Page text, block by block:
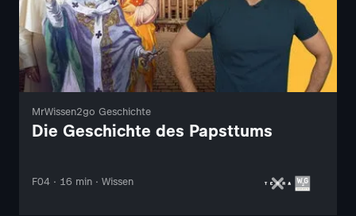
MrWissen2go Geschichte
Die Geschichte des Papsttums
F04 · 16 min · Wissen